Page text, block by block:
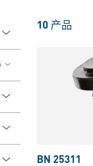
10 产品
BN 25311